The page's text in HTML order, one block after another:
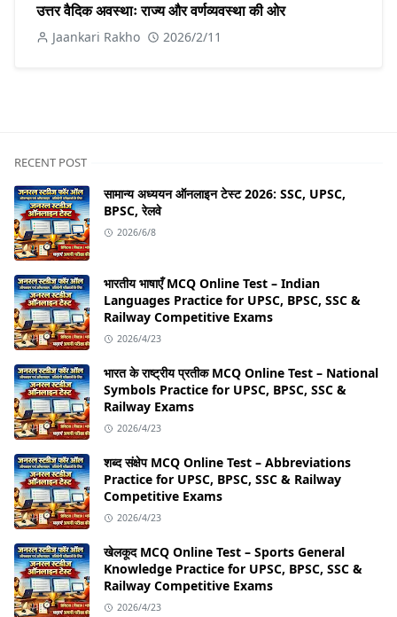
उत्तर वैदिक अवस्थाः राज्य और वर्णव्यवस्था की ओर
Jaankari Rakho 2026/2/11
RECENT POST
सामान्य अध्ययन ऑनलाइन टेस्ट 2026: SSC, UPSC,
BPSC, रेलवे
2026/6/8
भारतीय भाषाएँ MCQ Online Test – Indian
Languages Practice for UPSC, BPSC, SSC &
Railway Competitive Exams
2026/4/23
भारत के राष्ट्रीय प्रतीक MCQ Online Test – National
Symbols Practice for UPSC, BPSC, SSC &
Railway Exams
2026/4/23
शब्द संक्षेप MCQ Online Test – Abbreviations
Practice for UPSC, BPSC, SSC & Railway
Competitive Exams
2026/4/23
खेलकूद MCQ Online Test – Sports General
Knowledge Practice for UPSC, BPSC, SSC &
Railway Competitive Exams
2026/4/23